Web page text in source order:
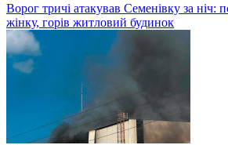
Ворог тричі атакував Семенівку за ніч:
жінку, горів житловий будинок